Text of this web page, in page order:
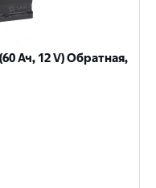
Ач, 12 V) Обратная,